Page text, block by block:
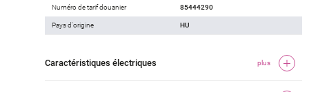
Numéro de tarif douanier 85444290
Pays d'origine HU
Caractéristiques électriques plus